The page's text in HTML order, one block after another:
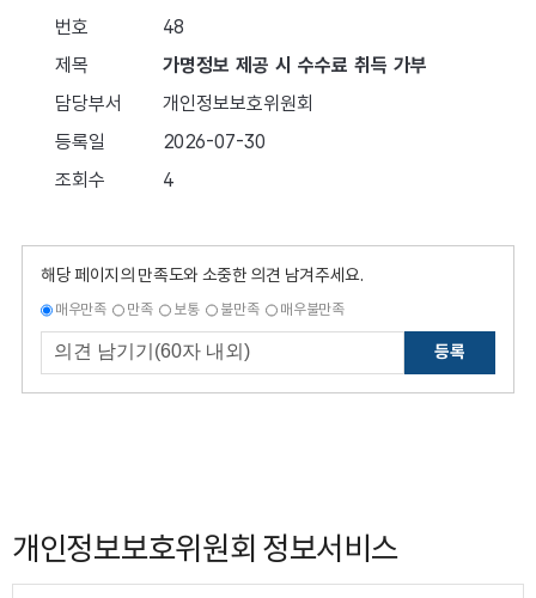
해당 페이지의 만족도와 소중한 의견 남겨주세요.
매우만족 만족 보통 불만족 매우불만족
등록
개인정보보호위원회 정보서비스